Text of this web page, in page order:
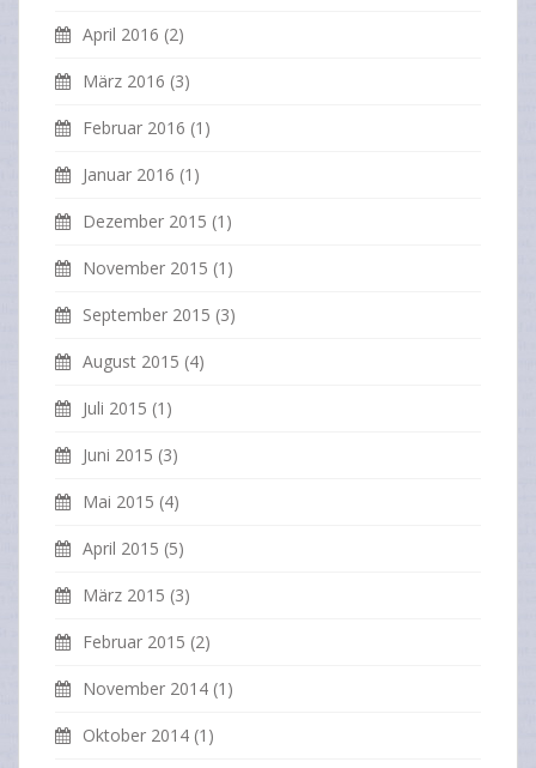
April 2016 (2)
März 2016 (3)
Februar 2016 (1)
Januar 2016 (1)
Dezember 2015 (1)
November 2015 (1)
September 2015 (3)
August 2015 (4)
Juli 2015 (1)
Juni 2015 (3)
Mai 2015 (4)
April 2015 (5)
März 2015 (3)
Februar 2015 (2)
November 2014 (1)
Oktober 2014 (1)